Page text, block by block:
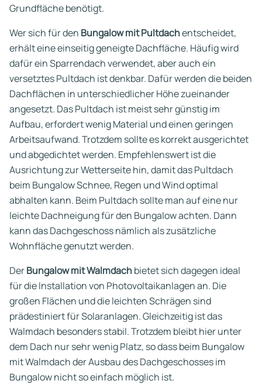
Grundfläche benötigt.
Wer sich für den Bungalow mit Pultdachentscheidet,
erhält eine einseitig geneigte Dachfläche. Häufig wird
dafür ein Sparrendach verwendet, aber auch ein
versetztes Pultdach ist denkbar. Dafür werden die beiden
Dachflächen in unterschiedlicher Höhe zueinander
angesetzt. Das Pultdach ist meist sehr günstig im
Aufbau, erfordert wenig Material und einen geringen
Arbeitsaufwand. Trotzdem sollte es korrekt ausgerichtet
und abgedichtet werden. Empfehlenswert ist die
Ausrichtung zur Wetterseite hin, damit das Pultdach
beim Bungalow Schnee, Regen und Wind optimal
abhalten kann. Beim Pultdach sollte man auf eine nur
leichte Dachneigung für den Bungalow achten. Dann
kann das Dachgeschoss nämlich als zusätzliche
Wohnfläche genutzt werden.
DerBungalow mit Walmdachbietet sich dagegen ideal
für die Installation von Photovoltaikanlagen an. Die
großen Flächen und die leichten Schrägen sind
prädestiniert für Solaranlagen. Gleichzeitig ist das
Walmdach besonders stabil. Trotzdem bleibt hier unter
dem Dach nur sehr wenig Platz, so dass beim Bungalow
mit Walmdach der Ausbau des Dachgeschosses im
Bungalow nicht so einfach möglich ist.